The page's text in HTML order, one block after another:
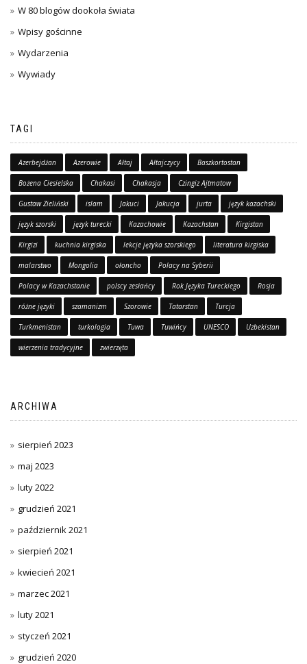
W 80 blogów dookoła świata
Wpisy gościnne
Wydarzenia
Wywiady
TAGI
Azerbejdżan Azerowie Ałtaj Ałtajczycy Baszkortostan
Bożena Ciesielska Chakasi Chakasja Czingiz Ajtmatow
Gustaw Zieliński islam Jakuci Jakucja jurta język kazachski
język szorski język turecki Kazachowie Kazachstan Kirgistan
Kirgizi kuchnia kirgiska lekcje języka szorskiego literatura kirgiska
malarstwo Mongolia ołoncho Polacy na Syberii
Polacy w Kazachstanie polscy zesłańcy Rok Języka Tureckiego Rosja
różne języki szamanizm Szorowie Tatarstan Turcja
Turkmenistan turkologia Tuwa Tuwińcy UNESCO Uzbekistan
wierzenia tradycyjne zwierzęta
ARCHIWA
sierpień 2023
maj 2023
luty 2022
grudzień 2021
październik 2021
sierpień 2021
kwiecień 2021
marzec 2021
luty 2021
styczeń 2021
grudzień 2020